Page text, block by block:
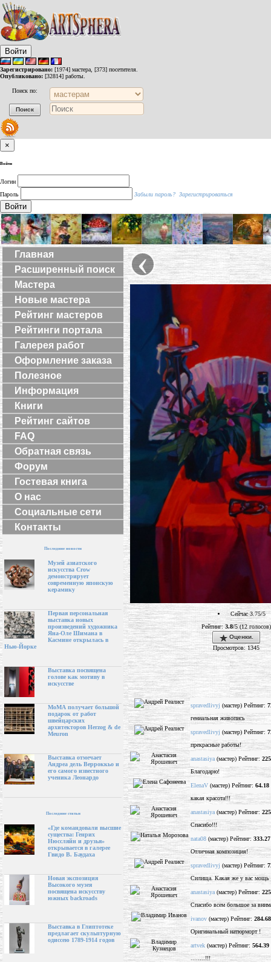
Войти
Зарегистрировано: [1974] мастера, [373] посетителя.
Опубликовано: [32814] работы.
Поиск по:
×
Войти
Логин
Пароль
Забыли пароль? Зарегистрироваться
Войти
Главная
Расширенный поиск
Мастера
Новые мастера
Рейтинг мастеров
Рейтинги портала
Галерея работ
Оформление заказа
Полезное
Информация
Книги
Рейтинг сайтов
FAQ
Обратная связь
Форум
Гостевая книга
О нас
Социальные сети
Контакты
Последние новости
Музей азиатского
искусства Crow
демонстрирует
современную японскую
керамику
Первая персональная
выставка новых
произведений художника
Яна-Оле Шимана в
Касмине открылась в
Нью-Йорке
Выставка посвящена
голове как мотиву в
искусстве
МоМА получает большой
подарок от работ
швейцарских
архитекторов Herzog & de
Meuron
Выставка отмечает
Андреа дель Верроккьо и
его самого известного
ученика Леонардо
Последние статьи
«Где командовали высшие
существа: Генрих
Нюссляйн и друзья»
открывается в галерее
Гвидо В. Баудаха
Новая экспозиция
Высокого музея
посвящена искусству
южных backroads
Выставка в Глиптотеке
предлагает скульптурную
одиссею 1789-1914 годов
‹
Сейчас 3.75/5
Рейтинг: 3.8/5 (12 голосов)
Оценки.
Просмотров: 1345
spravedlivyj (мастер) Рейтинг:
гениальная живопись
spravedlivyj (мастер) Рейтинг:
прекрасные работы!
anastasiya (мастер) Рейтинг:
Благодарю!
ElenaV (мастер) Рейтинг: 64.18
какая красота!!!
anastasiya (мастер) Рейтинг:
Спасибо!!!
nata08 (мастер) Рейтинг: 333.27
Отличная композиция!
spravedlivyj (мастер) Рейтинг:
Силища. Какая же у вас мощь
anastasiya (мастер) Рейтинг:
Спасибо всем большое за
ivanov (мастер) Рейтинг: 284.68
Оригинальный натюрморт !
artvek (мастер) Рейтинг: 564.39
........!!!